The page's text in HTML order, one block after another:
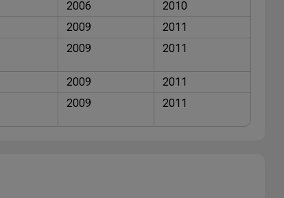
2006
2010
2009
2011
2009 2011
2009
2011
2009 2011